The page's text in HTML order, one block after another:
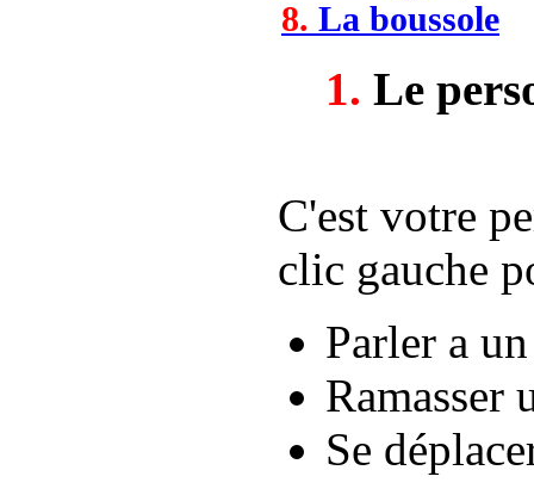
8. La boussole
1. Le
C'est votre
clic gauche
Parler a
Ramasser
Se